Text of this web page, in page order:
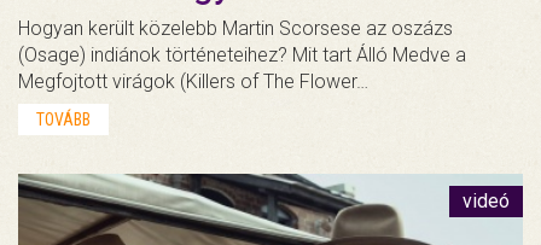
Hogyan került közelebb Martin Scorsese az oszázs
(Osage) indiánok történeteihez? Mit tart Álló Medve a
Megfojtott virágok (Killers of The Flower…
TOVÁBB
videó